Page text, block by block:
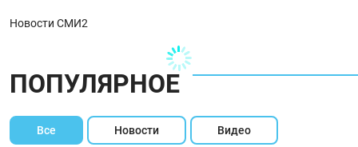
Новости СМИ2
ПОПУЛЯРНОЕ
Все Новости Видео